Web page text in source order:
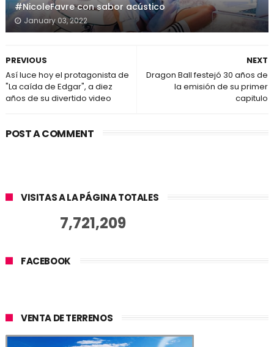
#NicoleFavre con sabor acústico
January 03, 2022
NEXT
Dragon Ball festejó 30 años de
la emisión de su primer
capitulo
PREVIOUS
Así luce hoy el protagonista de
"La caída de Edgar", a diez
años de su divertido video
POST A COMMENT
VISITAS A LA PÁGINA TOTALES
7,721,209
FACEBOOK
VENTA DE TERRENOS